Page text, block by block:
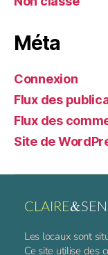
Méta
Connexion
Flux des
Flux des
Site de
CLAIRE&
Les locaux sont
Ce site utilise des